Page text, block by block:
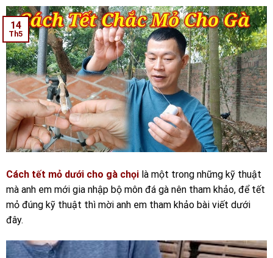
14
Th5
Cách tết mỏ dưới cho gà chọi là một trong những kỹ thuật
mà anh em mới gia nhập bộ môn đá gà nên tham khảo, để tết
mỏ đúng kỹ thuật thì mời anh em tham khảo bài viết dưới
đây.